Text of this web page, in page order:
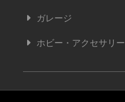
ガレージ
ホビー・アクセサリー